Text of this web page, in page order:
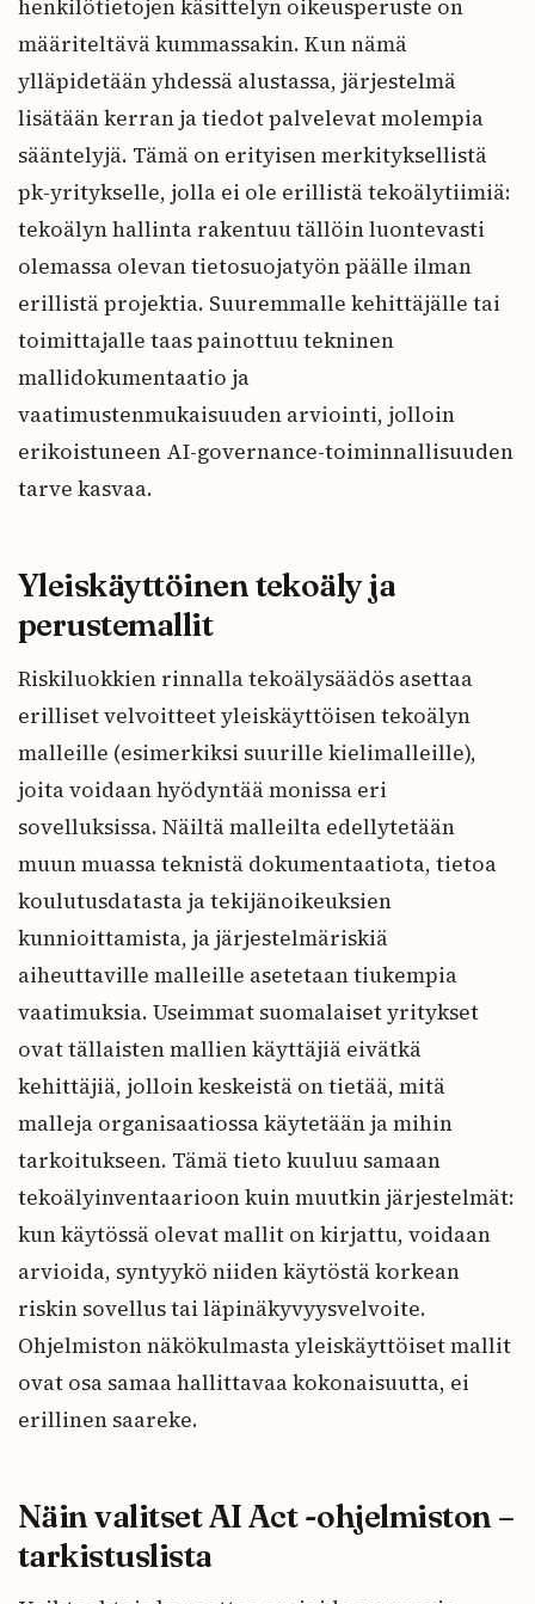
henkilötietojen käsittelyn oikeusperuste on
määriteltävä kummassakin. Kun nämä
ylläpidetään yhdessä alustassa, järjestelmä
lisätään kerran ja tiedot palvelevat molempia
sääntelyjä. Tämä on erityisen merkityksellistä
pk-yritykselle, jolla ei ole erillistä tekoälytiimiä:
tekoälyn hallinta rakentuu tällöin luontevasti
olemassa olevan tietosuojatyön päälle ilman
erillistä projektia. Suuremmalle kehittäjälle tai
toimittajalle taas painottuu tekninen
mallidokumentaatio ja
vaatimustenmukaisuuden arviointi, jolloin
erikoistuneen AI-governance-toiminnallisuuden
tarve kasvaa.
Yleiskäyttöinen tekoäly ja
perustemallit
Riskiluokkien rinnalla tekoälysäädös asettaa
erilliset velvoitteet yleiskäyttöisen tekoälyn
malleille (esimerkiksi suurille kielimalleille),
joita voidaan hyödyntää monissa eri
sovelluksissa. Näiltä malleilta edellytetään
muun muassa teknistä dokumentaatiota, tietoa
koulutusdatasta ja tekijänoikeuksien
kunnioittamista, ja järjestelmäriskiä
aiheuttaville malleille asetetaan tiukempia
vaatimuksia. Useimmat suomalaiset yritykset
ovat tällaisten mallien käyttäjiä eivätkä
kehittäjiä, jolloin keskeistä on tietää, mitä
malleja organisaatiossa käytetään ja mihin
tarkoitukseen. Tämä tieto kuuluu samaan
tekoälyinventaarioon kuin muutkin järjestelmät:
kun käytössä olevat mallit on kirjattu, voidaan
arvioida, syntyykö niiden käytöstä korkean
riskin sovellus tai läpinäkyvyysvelvoite.
Ohjelmiston näkökulmasta yleiskäyttöiset mallit
ovat osa samaa hallittavaa kokonaisuutta, ei
erillinen saareke.
Näin valitset AI Act -ohjelmiston –
tarkistuslista